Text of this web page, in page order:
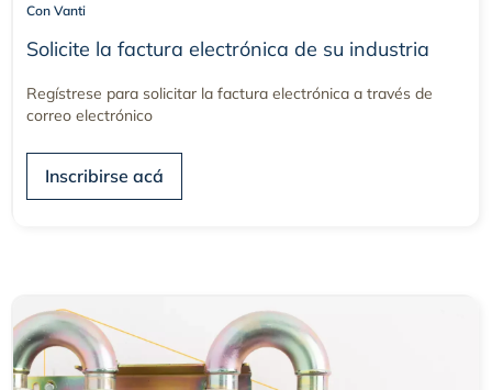
Con Vanti
Solicite la factura electrónica de su industria
Regístrese para solicitar la factura electrónica a través de
correo electrónico
Inscribirse acá